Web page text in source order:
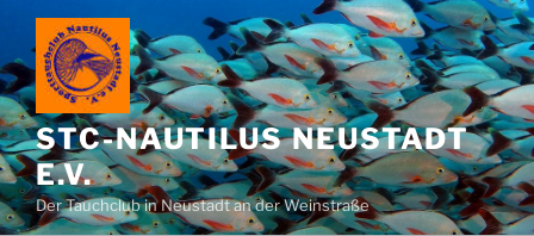
Zum
Inhalt
springen
STC-NAUTILUS NEUSTADT
E.V.
Der Tauchclub in Neustadt an der Weinstraße